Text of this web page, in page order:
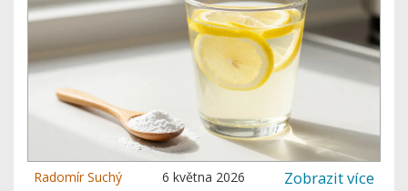
Radomír Suchý 6 května 2026 Zobrazit více